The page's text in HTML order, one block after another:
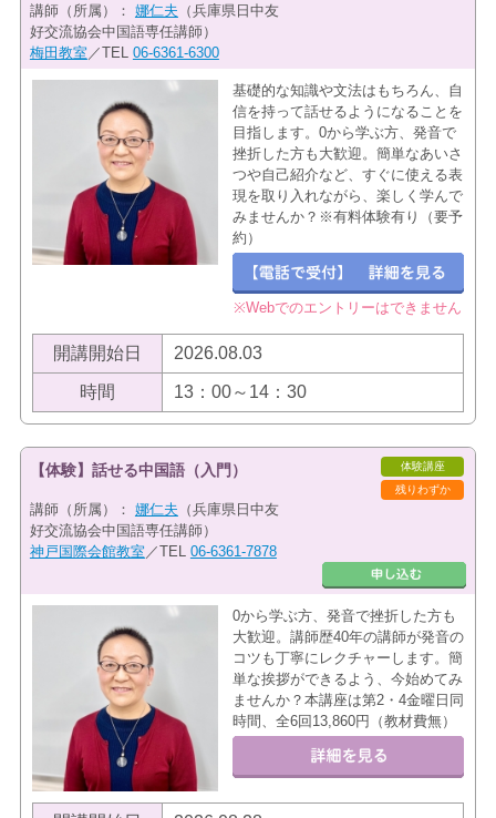
講師（所属）： 娜仁夫 （兵庫県日中友
好交流協会中国語専任講師）
梅田教室 ／TEL 06-6361-6300
基礎的な知識や文法はもちろん、自
信を持って話せるようになることを
目指します。0から学ぶ方、発音で
挫折した方も大歓迎。簡単なあいさ
つや自己紹介など、すぐに使える表
現を取り入れながら、楽しく学んで
みませんか？※有料体験有り（要予
約）
※Webでのエントリーはできません
開講開始日 2026.08.03
時間 13：00～14：30
体験講座
残りわずか
【体験】話せる中国語（入門）
講師（所属）： 娜仁夫 （兵庫県日中友
好交流協会中国語専任講師）
神戸国際会館教室 ／TEL 06-6361-7878
0から学ぶ方、発音で挫折した方も
大歓迎。講師歴40年の講師が発音の
コツも丁寧にレクチャーします。簡
単な挨拶ができるよう、今始めてみ
ませんか？本講座は第2・4金曜日同
時間、全6回13,860円（教材費無）